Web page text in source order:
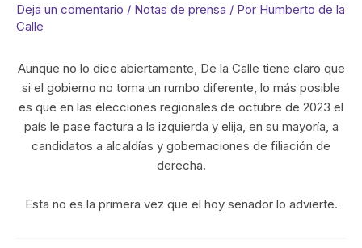
Deja un comentario / Notas de prensa / Por Humberto de la
Calle
Aunque no lo dice abiertamente, De la Calle tiene claro que
si el gobierno no toma un rumbo diferente, lo más posible
es que en las elecciones regionales de octubre de 2023 el
país le pase factura a la izquierda y elija, en su mayoría, a
candidatos a alcaldías y gobernaciones de filiación de
derecha.
Esta no es la primera vez que el hoy senador lo advierte.